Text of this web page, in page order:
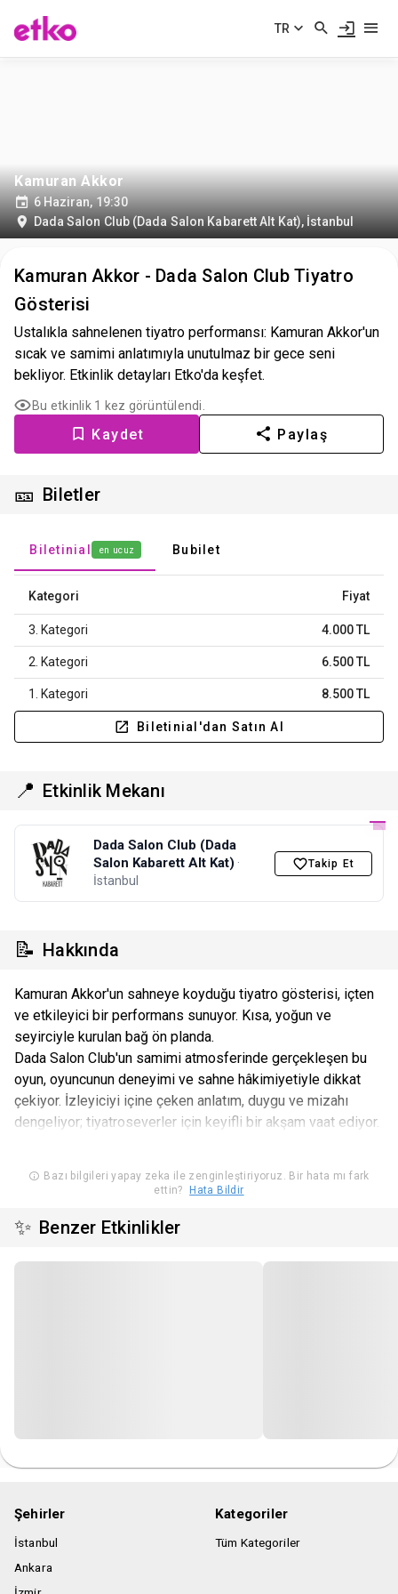
TR
Kamuran Akkor
6 Haziran, 19:30
Dada Salon Club (Dada Salon Kabarett Alt Kat), İstanbul
Kamuran Akkor - Dada Salon Club Tiyatro
Gösterisi
Ustalıkla sahnelenen tiyatro performansı: Kamuran Akkor'un
sıcak ve samimi anlatımıyla unutulmaz bir gece seni
bekliyor. Etkinlik detayları Etko'da keşfet.
Bu etkinlik 1 kez görüntülendi.
Kaydet Paylaş
🎫 Biletler
Biletinial en ucuz Bubilet
Kategori Fiyat
3. Kategori 4.000 TL
2. Kategori 6.500 TL
1. Kategori 8.500 TL
Biletinial'dan Satın Al
📍 Etkinlik Mekanı
Dada Salon Club (Dada
Salon Kabarett Alt Kat) ·
İstanbul
Takip Et
📝 Hakkında
Kamuran Akkor'un sahneye koyduğu tiyatro gösterisi, içten
ve etkileyici bir performans sunuyor. Kısa, yoğun ve
seyirciyle kurulan bağ ön planda.
Dada Salon Club'un samimi atmosferinde gerçekleşen bu
oyun, oyuncunun deneyimi ve sahne hâkimiyetiyle dikkat
çekiyor. İzleyiciyi içine çeken anlatım, duygu ve mizahı
dengeliyor; tiyatroseverler için keyifli bir akşam vaat ediyor.
Bazı bilgileri yapay zeka ile zenginleştiriyoruz. Bir hata mı fark
ettin?
Hata Bildir
✨ Benzer Etkinlikler
Şehirler
İstanbul
Ankara
Kategoriler
Tüm Kategoriler